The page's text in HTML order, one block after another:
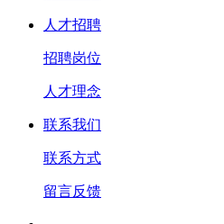
人才招聘
招聘岗位
人才理念
联系我们
联系方式
留言反馈